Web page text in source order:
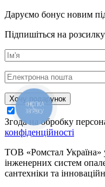
Даруємо бонус новим
Підпишіться на розсилку
Хочу подарунок
Згода на обробку
конфіденційності
ТОВ «Ромстал
інженерних систем
сантехніки та
КНОПКА
ЗВ'ЯЗКУ